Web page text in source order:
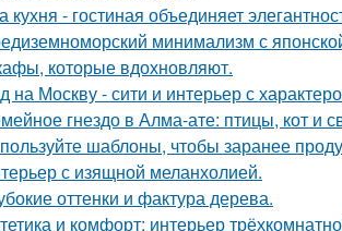
кухня - гостиная объединяет
минимализм с
которые вдохновляют.
на Москву - сити и интерьер с
гнездо в Алма-ате: птицы, кот и
шаблоны, чтобы заранее
с изящной меланхолией.
оттенки и фактура дерева.
и комфорт: интерьер